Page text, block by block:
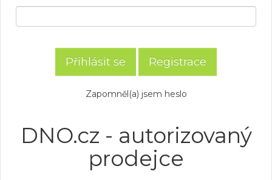
Registrace
Zapomněl(a) jsem heslo
DNO.cz - autorizovaný
prodejce